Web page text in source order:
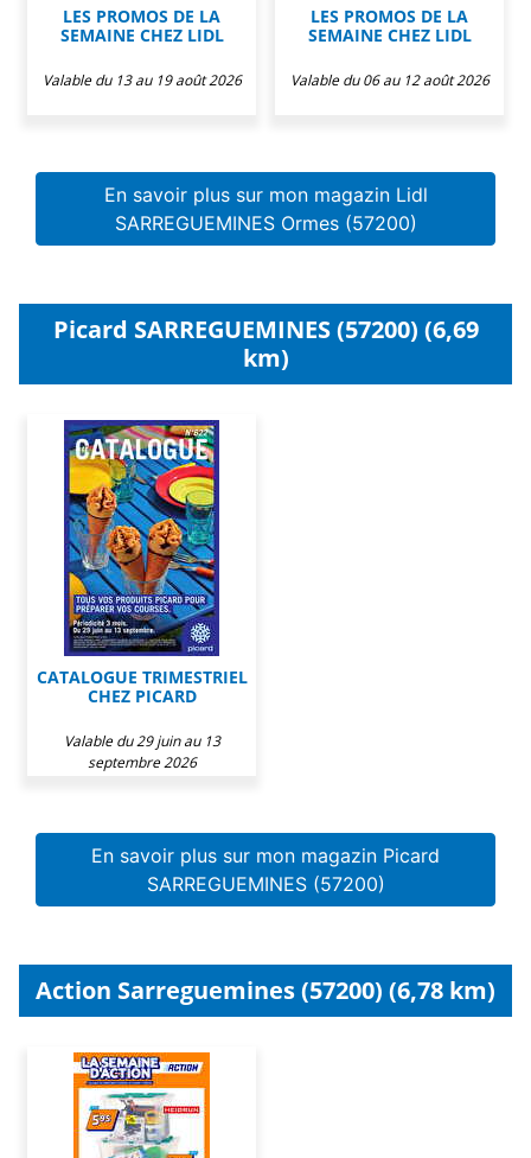
LES PROMOS DE LA
SEMAINE CHEZ LIDL
Valable du 13 au 19 août 2026
LES PROMOS DE LA
SEMAINE CHEZ LIDL
Valable du 06 au 12 août 2026
En savoir plus sur mon magazin Lidl
SARREGUEMINES Ormes (57200)
Picard SARREGUEMINES (57200) (6,69
km)
CATALOGUE TRIMESTRIEL
CHEZ PICARD
Valable du 29 juin au 13
septembre 2026
En savoir plus sur mon magazin Picard
SARREGUEMINES (57200)
Action Sarreguemines (57200) (6,78 km)